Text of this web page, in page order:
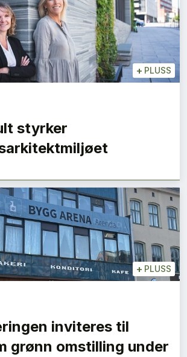
+ PLUSS
styrker
+ PLUSS
inviteres til
grønn omstilling under